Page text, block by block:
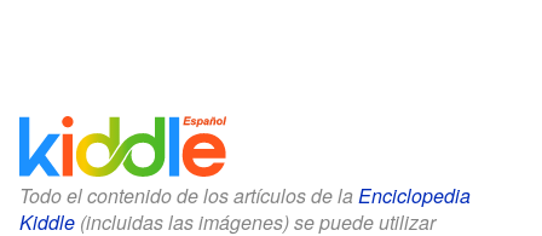
Todo el contenido de los artículos de la Enciclopedia
Kiddle (incluidas las imágenes) se puede utilizar